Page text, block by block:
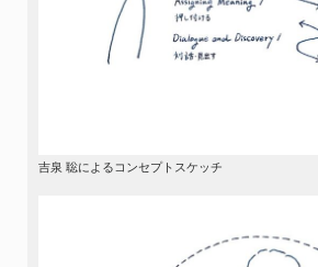
吉泉 聡によるコンセプトスケッチ